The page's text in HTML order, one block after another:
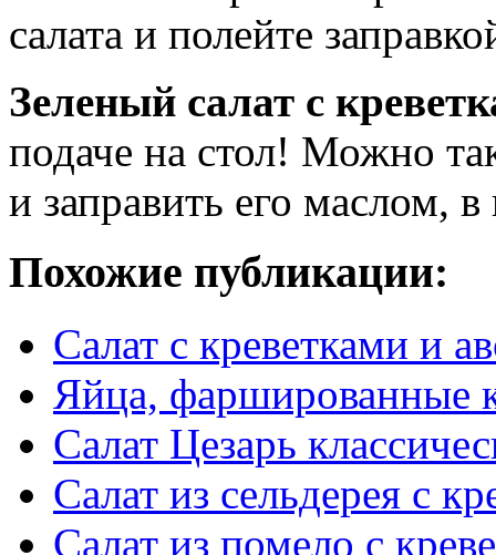
салата и полейте
Зеленый салат с
подаче на стол! Можно
и заправить его маслом,
Похожие публикации:
Салат c креветками и
Яйца, фаршированные
Салат Цезарь
Салат из сельдерея с
Салат из помело с